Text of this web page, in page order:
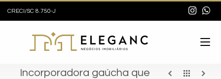
CRECI/SC 8.750-J
Incorporadora gaúcha que